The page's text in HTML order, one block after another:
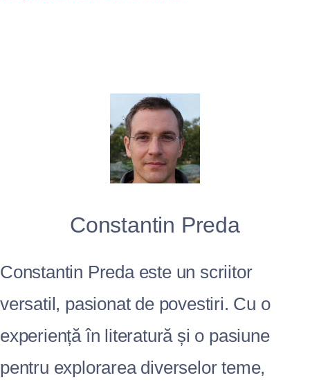
Constantin Preda
Constantin Preda este un scriitor
versatil, pasionat de povestiri. Cu o
experiență în literatură și o pasiune
pentru explorarea diverselor teme,